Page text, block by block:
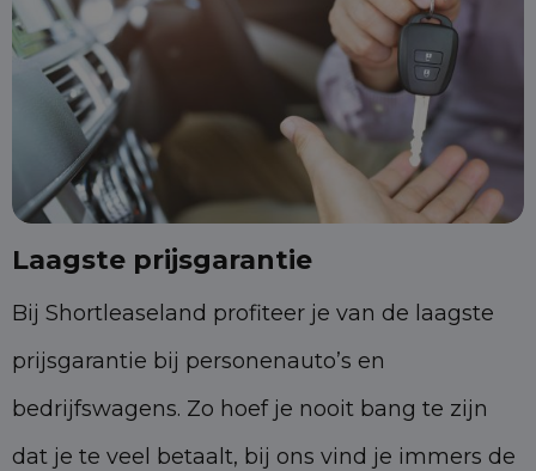
Laagste prijsgarantie
Bij Shortleaseland profiteer je van de laagste
prijsgarantie bij personenauto’s en
bedrijfswagens. Zo hoef je nooit bang te zijn
dat je te veel betaalt, bij ons vind je immers de